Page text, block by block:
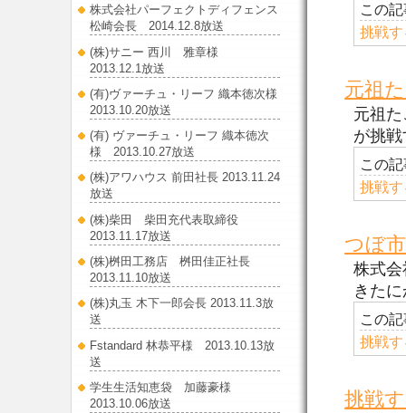
この
挑戦
元祖
元祖
が挑
この
挑戦
つぼ
株式
きた
この
挑戦
挑戦
株式会社パーフェクトディフェンス
松崎会長 2014.12.8放送
(株)サニー 西川 雅章様
2013.12.1放送
(有)ヴァーチュ・リーフ 織本徳次様
2013.10.20放送
(有) ヴァーチュ・リーフ 織本徳次
様 2013.10.27放送
(株)アワハウス 前田社長 2013.11.24
放送
(株)柴田 柴田充代表取締役
2013.11.17放送
(株)桝田工務店 桝田佳正社長
2013.11.10放送
(株)丸玉 木下一郎会長 2013.11.3放
送
Fstandard 林恭平様 2013.10.13放
送
学生生活知恵袋 加藤豪様
2013.10.06放送